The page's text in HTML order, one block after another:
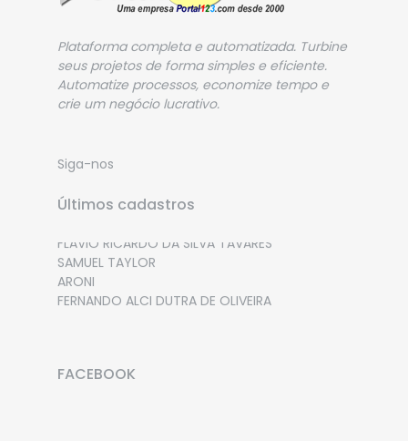
Plataforma completa e automatizada. Turbine
seus projetos de forma simples e eficiente.
Automatize processos, economize tempo e
crie um negócio lucrativo.
Siga-nos
Últimos cadastros
FLAVIO RICARDO DA SILVA TAVARES
SAMUEL TAYLOR
ARONI
FERNANDO ALCI DUTRA DE OLIVEIRA
FACEBOOK